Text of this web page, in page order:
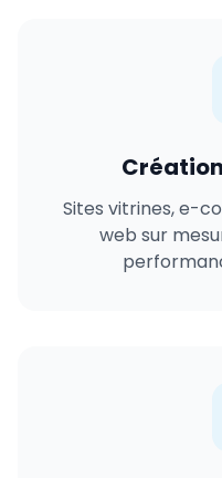
Sites vitrines, e-
web sur